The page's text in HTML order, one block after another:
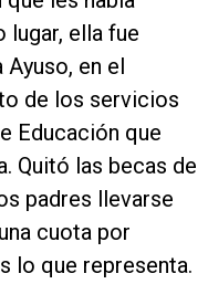
lugar, ella fue
en el
de los servicios
Educación que
Quitó las becas de
padres llevarse
cuota por
lo que representa.